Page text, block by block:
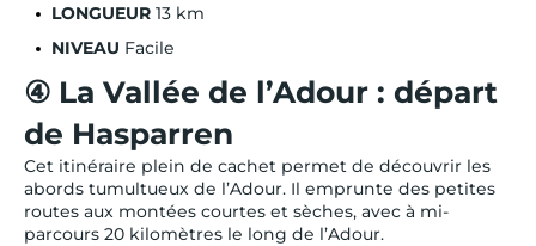
LONGUEUR 13 km
NIVEAU Facile
④ La Vallée de l’Adour : départ
de Hasparren
Cet itinéraire plein de cachet permet de découvrir les
abords tumultueux de l’Adour. Il emprunte des petites
routes aux montées courtes et sèches, avec à mi-
parcours 20 kilomètres le long de l’Adour.